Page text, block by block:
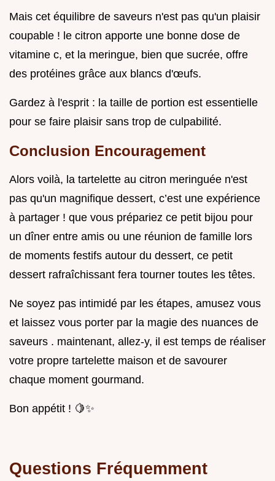
Mais cet équilibre de saveurs n'est pas qu'un plaisir
coupable ! le citron apporte une bonne dose de
vitamine c, et la meringue, bien que sucrée, offre
des protéines grâce aux blancs d'œufs.
Gardez à l'esprit : la taille de portion est essentielle
pour se faire plaisir sans trop de culpabilité.
Conclusion Encouragement
Alors voilà, la tartelette au citron meringuée n'est
pas qu'un magnifique dessert, c’est une expérience
à partager ! que vous prépariez ce petit bijou pour
un dîner entre amis ou une réunion de famille lors
de moments festifs autour du dessert, ce petit
dessert rafraîchissant fera tourner toutes les têtes.
Ne soyez pas intimidé par les étapes, amusez vous
et laissez vous porter par la magie des nuances de
saveurs . maintenant, allez-y, il est temps de réaliser
votre propre tartelette maison et de savourer
chaque moment gourmand.
Bon appétit ! 🍋✨
Questions Fréquemment